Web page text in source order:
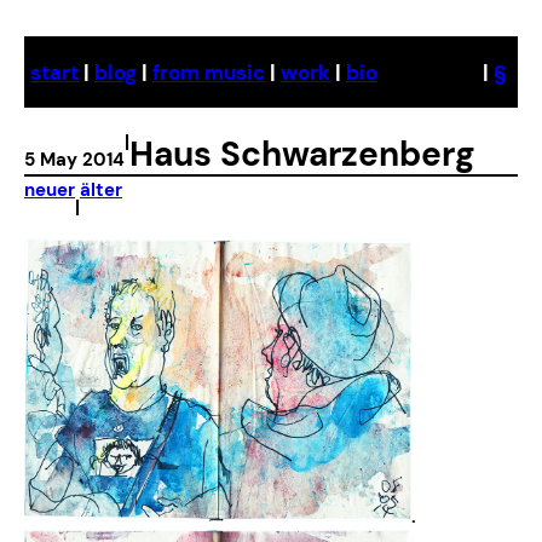
content
start | blog | from music | work | bio | §
5 May 2014
|Haus Schwarzenberg
neuer
|
älter
.